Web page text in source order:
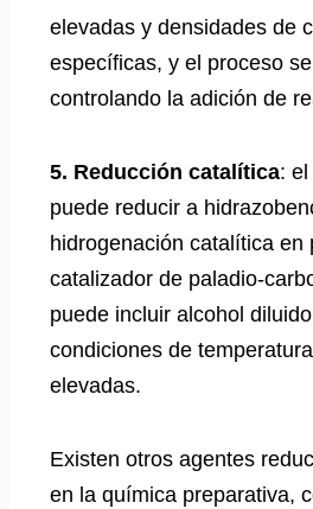
elevadas y densidades de
específicas, y el proceso
controlando la adición de
5. Reducción catalítica:
puede reducir a
hidrogenación catalítica en
catalizador de paladio-
puede incluir alcohol
condiciones de
elevadas.
Existen otros agentes
en la química preparativa,